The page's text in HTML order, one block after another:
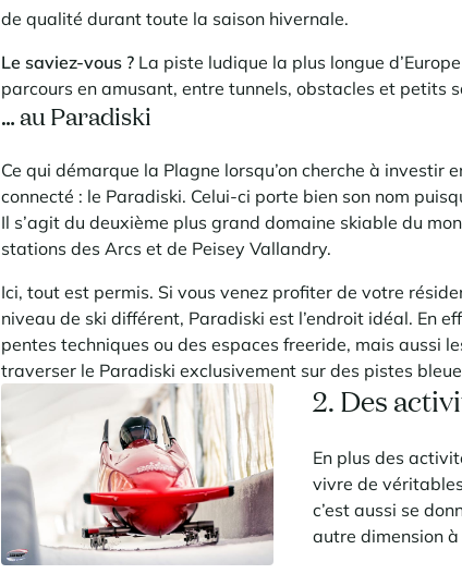
de qualité durant toute la saison hivernale.
Le saviez-vous ? La piste ludique la plus longue
parcours en amusant, entre tunnels, obstacles et petits
… au Paradiski
Ce qui démarque la Plagne lorsqu’on cherche à investir
connecté : le Paradiski. Celui-ci porte bien son nom
Il s’agit du deuxième plus grand domaine skiable du
stations des Arcs et de Peisey Vallandry.
Ici, tout est permis. Si vous venez profiter de votre
niveau de ski différent, Paradiski est l’endroit idéal. En
pentes techniques ou des espaces freeride, mais aussi
traverser le Paradiski exclusivement sur des pistes
2. Des
En plus des
vivre de
c’est aussi se
autre dimension